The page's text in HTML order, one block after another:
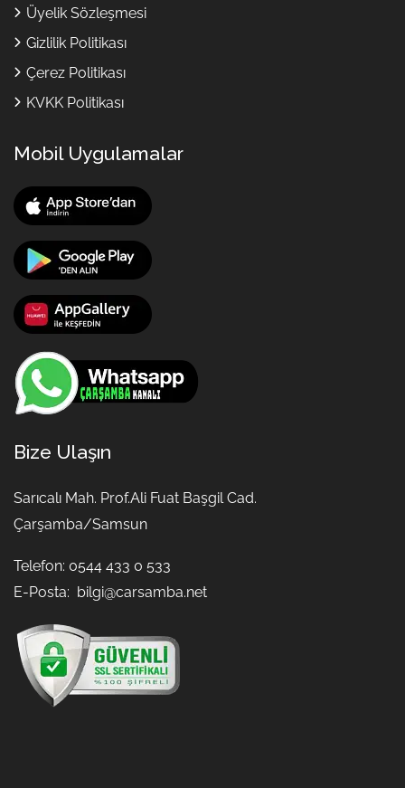
Üyelik Sözleşmesi
Gizlilik Politikası
Çerez Politikası
KVKK Politikası
Mobil Uygulamalar
Bize Ulaşın
Sarıcalı Mah. Prof.Ali Fuat Başgil Cad.
Çarşamba/Samsun
Telefon: 0544 433 0 533
E-Posta: bilgi@carsamba.net